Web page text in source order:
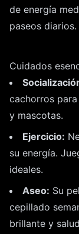
de energía
paseos diarios.
Cuidados
cachorros
y mascotas.
Ejercicio:
su energía.
ideales.
Aseo: Su
cepillado
brillante y